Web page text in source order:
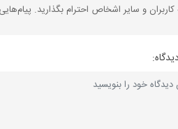
کاربران و سایر اشخاص احترام بگذارید.